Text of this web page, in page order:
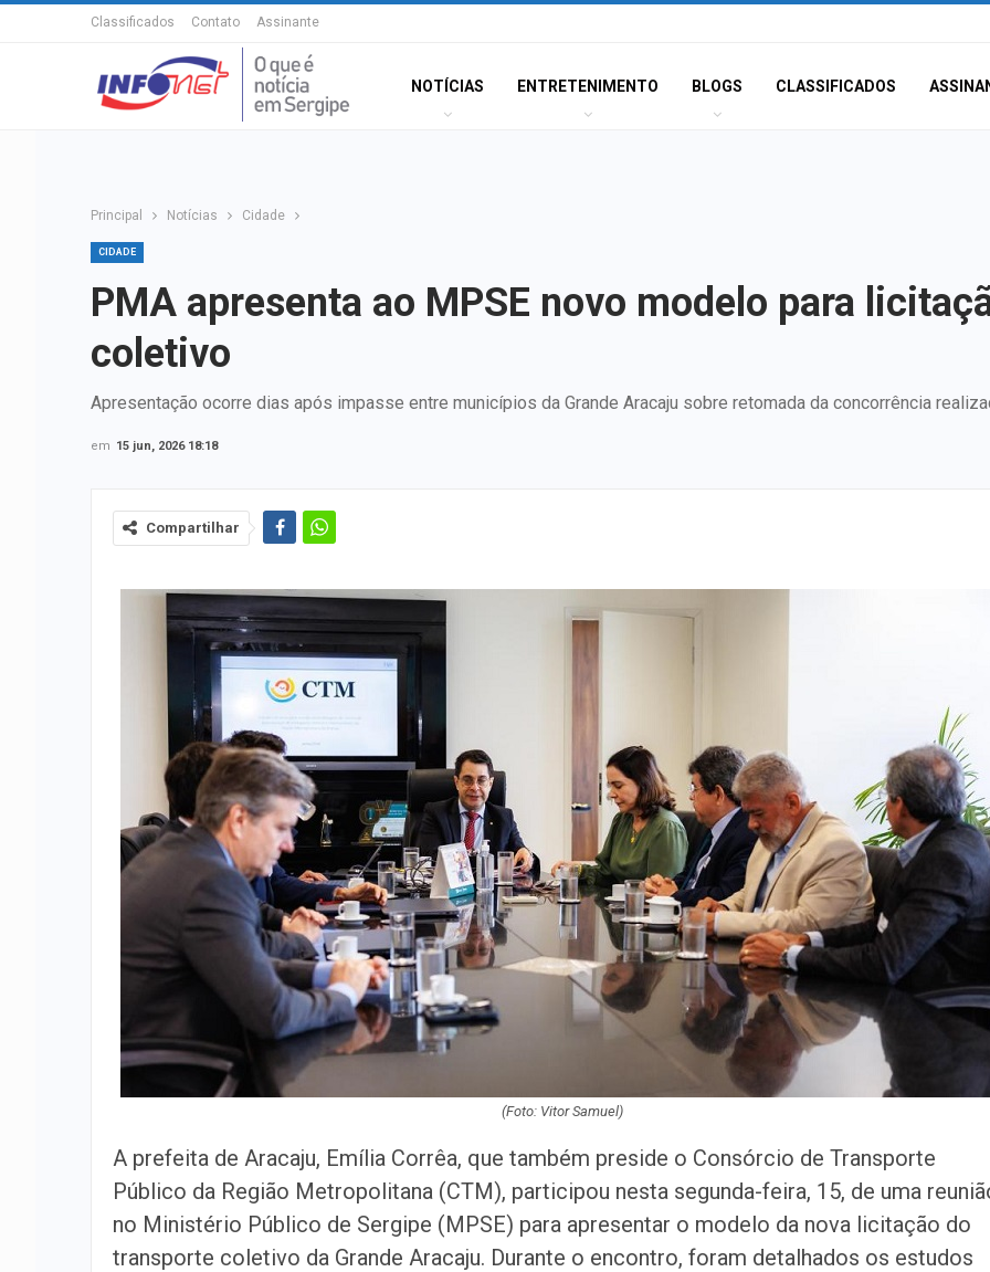
Classificados Contato Assinante
NOTÍCIAS ENTRETENIMENTO BLOGS CLASSIFICADOS
Principal Notícias Cidade
CIDADE
PMA apresenta ao MPSE novo modelo para
coletivo
Apresentação ocorre dias após impasse entre municípios da Grande Aracaju sobre retomada da concorrência
em 15 jun, 2026 18:18
Compartilhar
(Foto: Vitor Samuel)
A prefeita de Aracaju, Emília Corrêa, que também preside o Consórcio de Transporte
Público da Região Metropolitana (CTM), participou nesta segunda-feira, 15, de uma
no Ministério Público de Sergipe (MPSE) para apresentar o modelo da nova licitação do
transporte coletivo da Grande Aracaju. Durante o encontro, foram detalhados os estudos
Orsse apresenta
“Harmonia das
no…
Terror e
estão entre as
semana nos
CCTECA
sobre
generativa no…